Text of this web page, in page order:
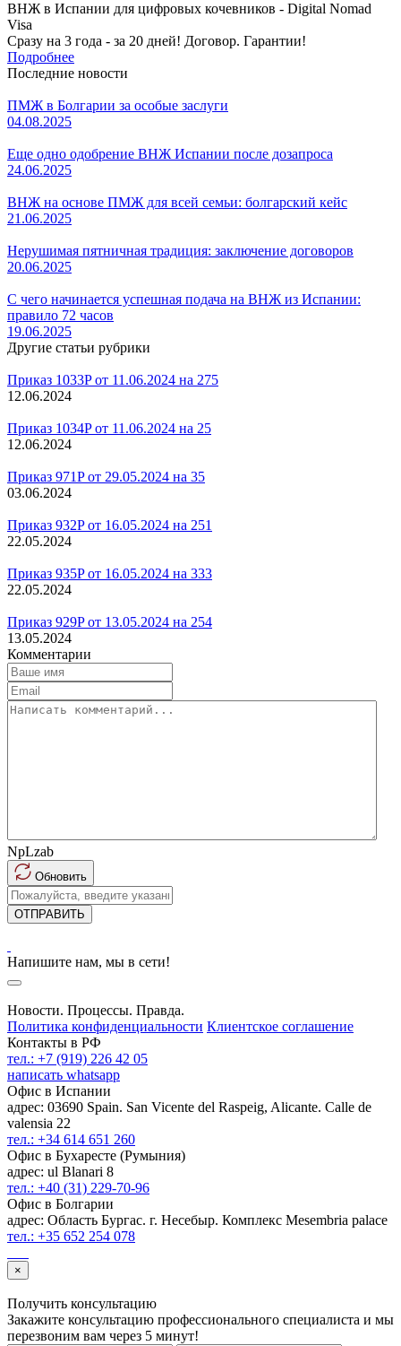
ВНЖ в Испании для цифровых кочевников - Digital Nomad
Visa
Сразу на 3 года - за 20 дней! Договор. Гарантии!
Подробнее
Последние новости
ПМЖ в Болгарии за особые заслуги
04.08.2025
Еще одно одобрение ВНЖ Испании после дозапроса
24.06.2025
ВНЖ на основе ПМЖ для всей семьи: болгарский кейс
21.06.2025
Нерушимая пятничная традиция: заключение договоров
20.06.2025
С чего начинается успешная подача на ВНЖ из Испании:
правило 72 часов
19.06.2025
Другие статьи рубрики
Приказ 1033P от 11.06.2024 на 275
12.06.2024
Приказ 1034P от 11.06.2024 на 25
12.06.2024
Приказ 971P от 29.05.2024 на 35
03.06.2024
Приказ 932P от 16.05.2024 на 251
22.05.2024
Приказ 935P от 16.05.2024 на 333
22.05.2024
Приказ 929P от 13.05.2024 на 254
13.05.2024
Комментарии
NpLzab
Обновить
ОТПРАВИТЬ
Напишите нам, мы в сети!
Новости. Процессы. Правда.
Политика конфиденциальности Клиентское соглашение
Контакты в РФ
тел.: +7 (919) 226 42 05
написать whatsapp
Офис в Испании
адрес: 03690 Spain. San Vicente del Raspeig, Alicante. Calle de
valensia 22
тел.: +34 614 651 260
Офис в Бухаресте (Румыния)
адрес: ul Blanari 8
тел.: +40 (31) 229-70-96
Офис в Болгарии
адрес: Область Бургас. г. Несебыр. Комплекс Mesembria palace
тел.: +35 652 254 078
×
Получить консультацию
Закажите консультацию профессионального специалиста и мы
перезвоним вам через 5 минут!